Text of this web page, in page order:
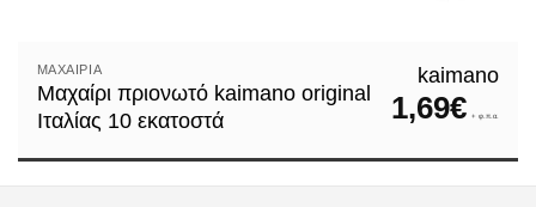
ΜΑΧΑΊΡΙΑ
Μαχαίρι πριονωτό kaimano original
Ιταλίας 10 εκατοστά
kaimano
1,69€ + φ.π.α.